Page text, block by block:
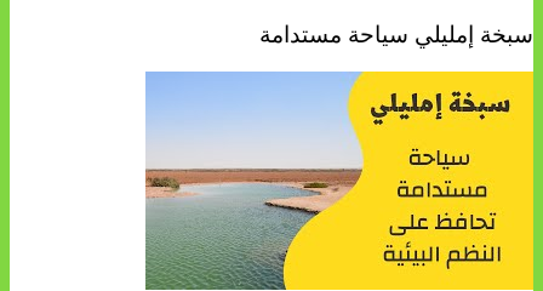
سبخة إمليلي سياحة مستدامة